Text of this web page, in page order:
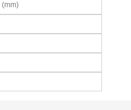
(mm)